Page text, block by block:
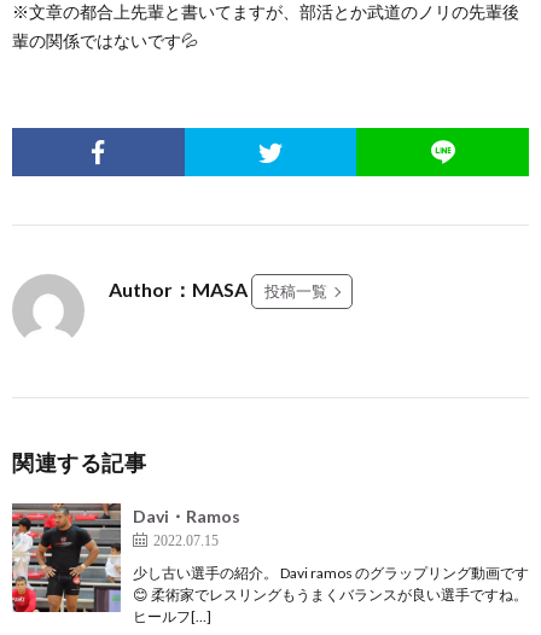
※文章の都合上先輩と書いてますが、部活とか武道のノリの先輩後
輩の関係ではないです💦
Author：MASA 投稿一覧
関連する記事
Davi・Ramos
2022.07.15
少し古い選手の紹介。 Davi ramos のグラップリング動画です
😊 柔術家でレスリングもうまくバランスが良い選手ですね。
ヒールフ[…]